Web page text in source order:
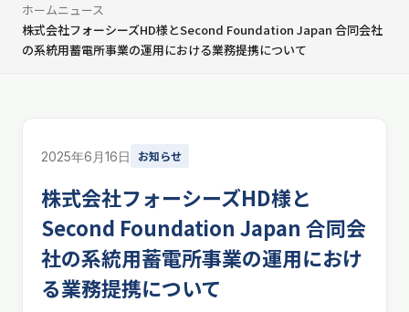
ホームニュース
株式会社フォーシーズHD様とSecond Foundation Japan 合同会社
の系統用蓄電所事業の運用における業務提携について
2025年6月16日 お知らせ
株式会社フォーシーズHD様と
Second Foundation Japan 合同会
社の系統用蓄電所事業の運用におけ
る業務提携について